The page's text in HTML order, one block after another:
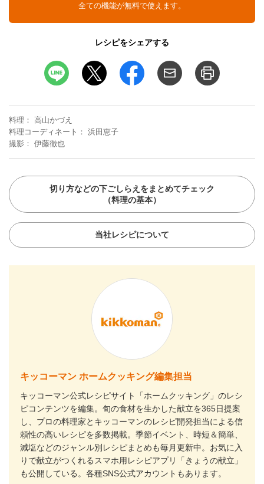
全ての機能が無料で使えます。
レシピをシェアする
料理
高山かづえ
料理コーディネート
浜田恵子
撮影
伊藤徹也
切り方などの下ごしらえをまとめてチェック
（料理の基本）
当社レシピについて
キッコーマン ホームクッキング編集担当
キッコーマン公式レシピサイト「ホームクッキング」のレシ
ピコンテンツを編集。旬の食材を生かした献立を365日提案
し、プロの料理家とキッコーマンのレシピ開発担当による信
頼性の高いレシピを多数掲載。季節イベント、時短＆簡単、
減塩などのジャンル別レシピまとめも毎月更新中。お気に入
りで献立がつくれるスマホ用レシピアプリ「きょうの献立」
も公開している。各種SNS公式アカウントもあります。